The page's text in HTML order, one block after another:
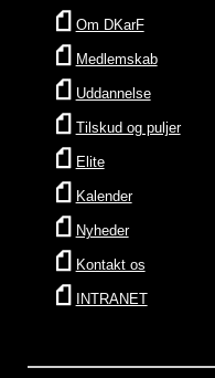
Om DKarF
Medlemskab
Uddannelse
Tilskud og puljer
Elite
Kalender
Nyheder
Kontakt os
INTRANET